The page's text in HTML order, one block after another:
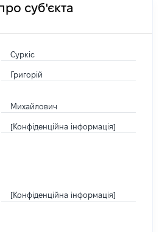
суб'єкта
Суркіс
Григорій
Михайлович
[Конфіденційна інформація]
[Конфіденційна інформація]